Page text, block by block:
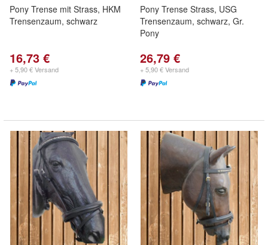
Pony Trense mit Strass, HKM
Trensenzaum, schwarz
16,73 €
+ 5,90 € Versand
Pony Trense Strass, USG
Trensenzaum, schwarz, Gr.
Pony
26,79 €
+ 5,90 € Versand